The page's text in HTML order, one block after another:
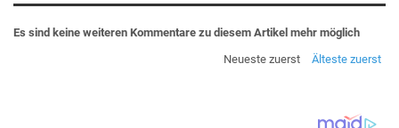
Es sind keine weiteren Kommentare zu diesem Artikel mehr möglich
Neueste zuerst
Älteste zuerst